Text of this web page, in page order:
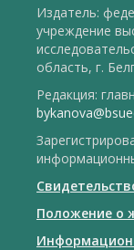
Издатель:
учреждение
область, г.
Редакция:
Положение о